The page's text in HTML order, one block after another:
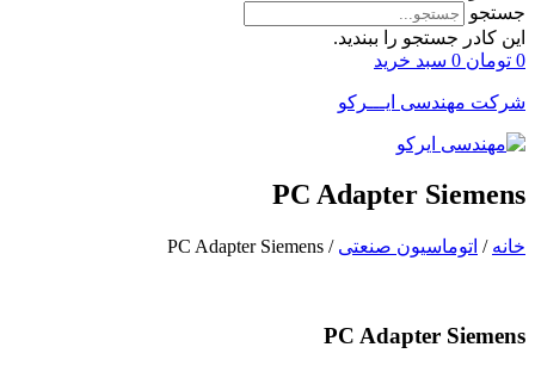
جستجو
این کادر جستجو را ببندید.
0 تومان 0 سبد خرید
شرکت مهندسی ایـــرکو
PC Adapter Siemens
خانه / اتوماسیون صنعتی / PC Adapter Siemens
PC Adapter Siemens